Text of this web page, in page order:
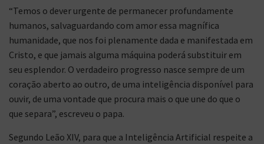
“Temos o dever urgente de permanecer profundamente
humanos, salvaguardando com amor essa magnífica
humanidade, que nos foi plenamente dada e manifestada em
Cristo, e que jamais alguma máquina poderá substituir em
seu esplendor. O verdadeiro progresso nasce sempre de um
coração aberto ao outro, de uma inteligência disponível para
ouvir, de uma vontade que procura mais o que une do que o
que separa”, escreveu o papa.
Segundo Leão XIV, para que a Inteligência Artificial respeite a